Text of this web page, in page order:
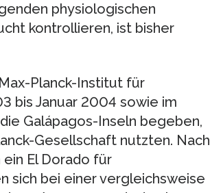
physiologischen
kontrollieren, ist bisher
Planck-Institut für
bis Januar 2004 sowie im
Galápagos-Inseln begeben,
Gesellschaft nutzten. Nach
ein El Dorado für
sich bei einer vergleichsweise